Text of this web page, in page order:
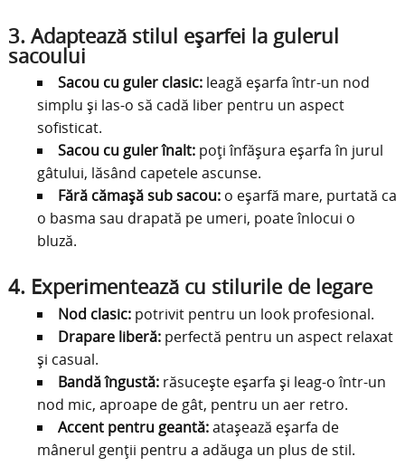
3. Adaptează stilul eșarfei la gulerul
sacoului
Sacou cu guler clasic:leagă eșarfa într-un nod
simplu și las-o să cadă liber pentru un aspect
sofisticat.
Sacou cu guler înalt:poți înfășura eșarfa în jurul
gâtului, lăsând capetele ascunse.
Fără cămașă sub sacou:o eșarfă mare, purtată ca
o basma sau drapată pe umeri, poate înlocui o
bluză.
4. Experimentează cu stilurile de legare
Nod clasic:potrivit pentru un look profesional.
Drapare liberă:perfectă pentru un aspect relaxat
și casual.
Bandă îngustă:răsucește eșarfa și leag-o într-un
nod mic, aproape de gât, pentru un aer retro.
Accent pentru geantă:atașează eșarfa de
mânerul genții pentru a adăuga un plus de stil.